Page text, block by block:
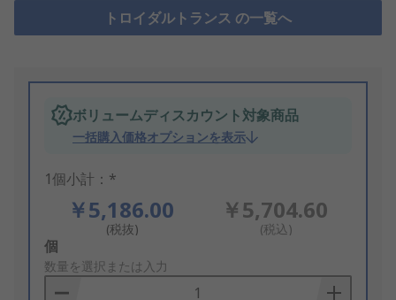
トロイダルトランス の一覧へ
ボリュームディスカウント対象商品
一括購入価格オプションを表示
1個小計：*
￥5,186.00
(税抜)
￥5,704.60
(税込)
Add
to
Basket
個
数量を選択または入力